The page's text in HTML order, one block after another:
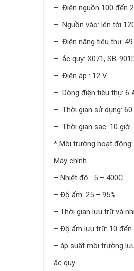
– Điện nguồn 100 đến
– Nguồn vào: lên tới
– Điện năng tiêu thụ:
– ắc quy: X071, SB-
– Điện áp : 12 V
– Dòng điện tiêu thụ: 6
– Thời gian sử dụng:
– Thời gian sạc: 10 giờ
* Môi trường hoạt động:
Máy chính
– Nhiệt độ : 5 – 400C
– Độ ẩm: 25 – 95%
– Thời gian lưu trữ và
– Độ ẩm lưu trữ: 10 đến
– áp suất môi trường
ắc quy